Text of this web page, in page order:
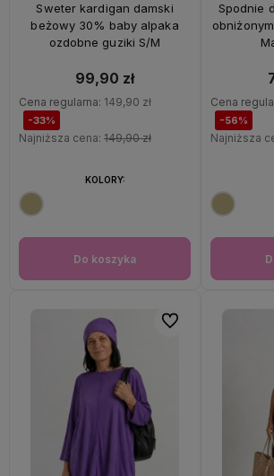
Sweter kardigan damski
beżowy 30% baby alpaka
ozdobne guziki S/M
99,90 zł
Cena regularna: 149,90 zł
-33%
Najniższa cena: 149,90 zł
Do koszyka
KOLORY:
Spodnie
Cena
-56%
Najniższa
Do ulubionych